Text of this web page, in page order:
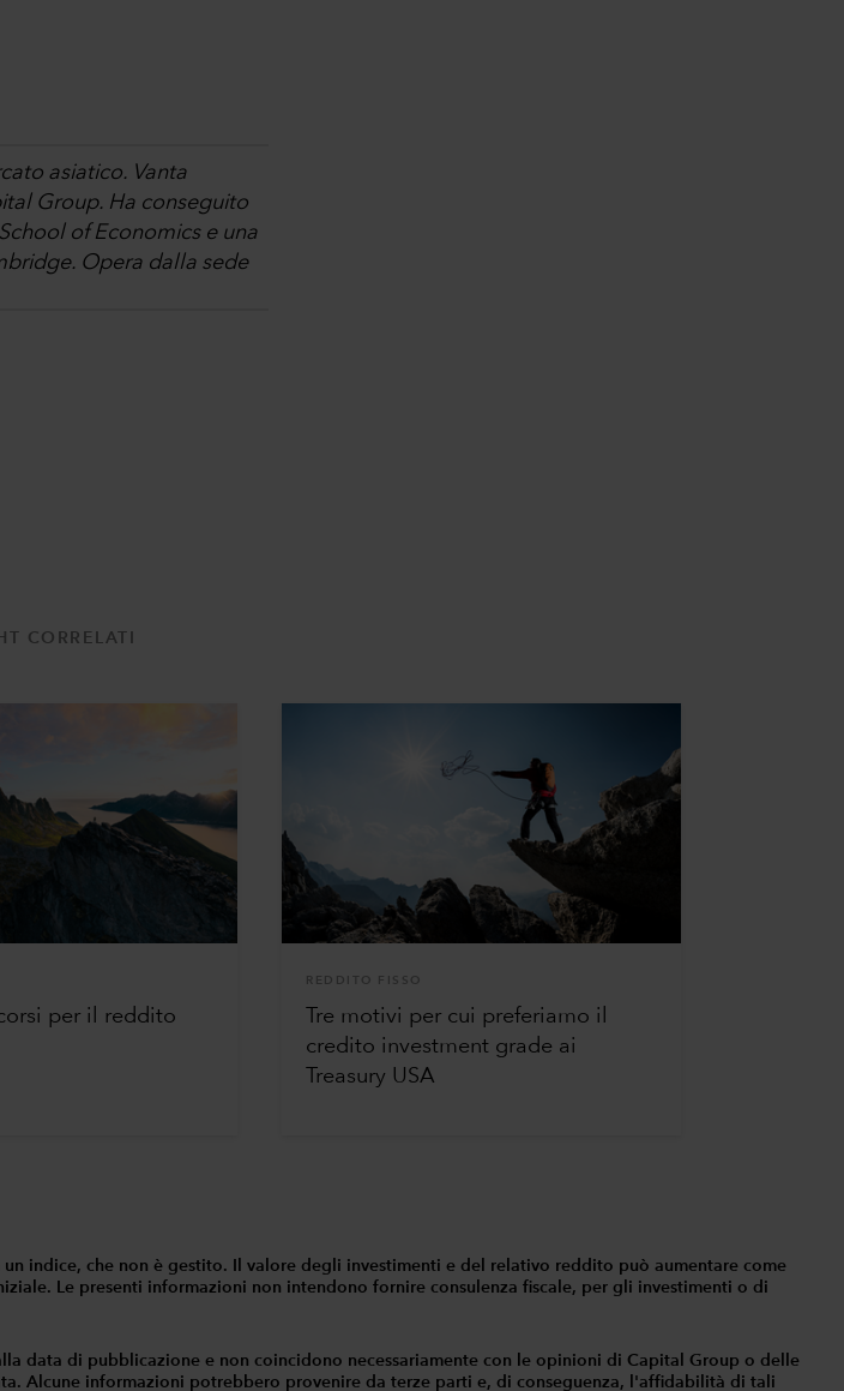
asiatico. Vanta
Group. Ha conseguito
of Economics e una
Opera dalla sede
CORRELATI
per il reddito
REDDITO FISSO
Tre motivi per cui preferiamo il
credito investment grade ai
Treasury USA
indice, che non è gestito. Il valore degli investimenti e del relativo reddito può aumentare come
Le presenti informazioni non intendono fornire consulenza fiscale, per gli investimenti o di
data di pubblicazione e non coincidono necessariamente con le opinioni di Capital Group o delle
Alcune informazioni potrebbero provenire da terze parti e, di conseguenza, l'affidabilità di tali